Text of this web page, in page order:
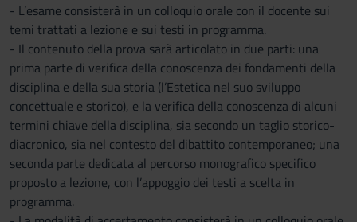
- L’esame consisterà in un colloquio orale con il docente sui
temi trattati a lezione e sui testi in programma.
- Il contenuto della prova sarà articolato in due parti: una
prima parte di verifica della conoscenza dei fondamenti della
disciplina e della sua storia (l’Estetica nel suo sviluppo
concettuale e storico), e la verifica della conoscenza di alcuni
termini chiave della disciplina, sia secondo un taglio storico-
diacronico, sia nel contesto del dibattito contemporaneo; una
seconda parte dedicata al percorso monografico specifico
proposto a lezione, con l’appoggio dei testi a scelta in
programma.